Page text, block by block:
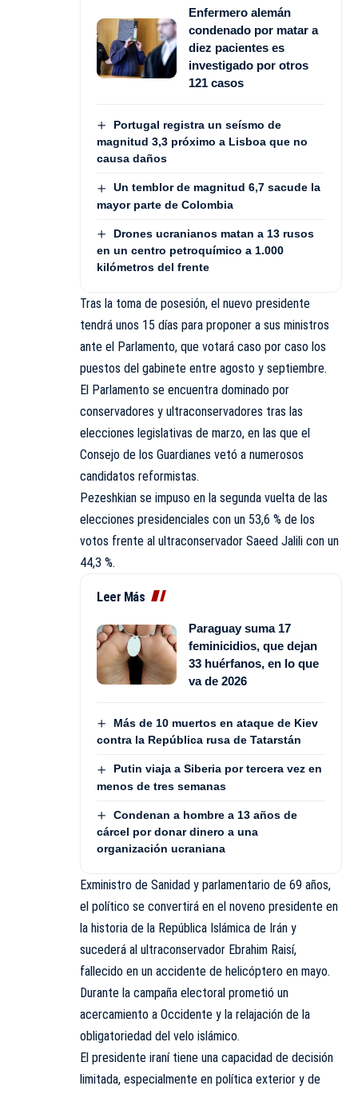
Enfermero alemán
condenado por matar a
diez pacientes es
investigado por otros
121 casos
Portugal registra un seísmo de
magnitud 3,3 próximo a Lisboa que no
causa daños
Un temblor de magnitud 6,7 sacude la
mayor parte de Colombia
Drones ucranianos matan a 13 rusos
en un centro petroquímico a 1.000
kilómetros del frente
Tras la toma de posesión, el nuevo presidente
tendrá unos 15 días para proponer a sus ministros
ante el Parlamento, que votará caso por caso los
puestos del gabinete entre agosto y septiembre.
El Parlamento se encuentra dominado por
conservadores y ultraconservadores tras las
elecciones legislativas de marzo, en las que el
Consejo de los Guardianes vetó a numerosos
candidatos reformistas.
Pezeshkian se impuso en la segunda vuelta de las
elecciones presidenciales con un 53,6 % de los
votos frente al ultraconservador Saeed Jalili con un
44,3 %.
Leer Más
Paraguay suma 17
feminicidios, que dejan
33 huérfanos, en lo que
va de 2026
Más de 10 muertos en ataque de Kiev
contra la República rusa de Tatarstán
Putin viaja a Siberia por tercera vez en
menos de tres semanas
Condenan a hombre a 13 años de
cárcel por donar dinero a una
organización ucraniana
Exministro de Sanidad y parlamentario de 69 años,
el político se convertirá en el noveno presidente en
la historia de la República Islámica de Irán y
sucederá al ultraconservador Ebrahim Raisí,
fallecido en un accidente de helicóptero en mayo.
Durante la campaña electoral prometió un
acercamiento a Occidente y la relajación de la
obligatoriedad del velo islámico.
El presidente iraní tiene una capacidad de decisión
limitada, especialmente en política exterior y de